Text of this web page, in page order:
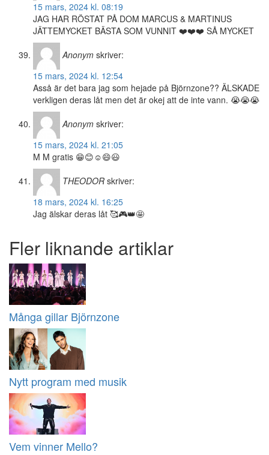
15 mars, 2024 kl. 08:19
JAG HAR RÖSTAT PÅ DOM MARCUS & MARTINUS
JÄTTEMYCKET BÄSTA SOM VUNNIT ❤️❤️❤️ SÅ MYCKET
Anonym skriver:
15 mars, 2024 kl. 12:54
Asså är det bara jag som hejade på Björnzone?? ÄLSKADE
verkligen deras låt men det är okej att de inte vann. 😭😭😭
Anonym skriver:
15 mars, 2024 kl. 21:05
M M gratis 😁😊☺️😄😃
THEODOR skriver:
18 mars, 2024 kl. 16:25
Jag älskar deras låt 🥰🎮👑🤩
Fler liknande artiklar
Många gillar Björnzone
Nytt program med musik
Vem vinner Mello?